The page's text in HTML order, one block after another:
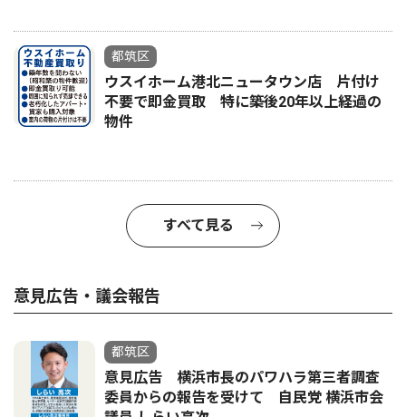
都筑区
ウスイホーム港北ニュータウン店 片付け
不要で即金買取 特に築後20年以上経過の
物件
すべて見る
意見広告・議会報告
都筑区
意見広告 横浜市長のパワハラ第三者調査
委員からの報告を受けて 自民党 横浜市会